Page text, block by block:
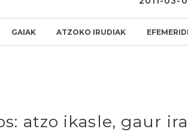
GAIAK ATZOKO IRUDIAK
atzo ikasle, gaur